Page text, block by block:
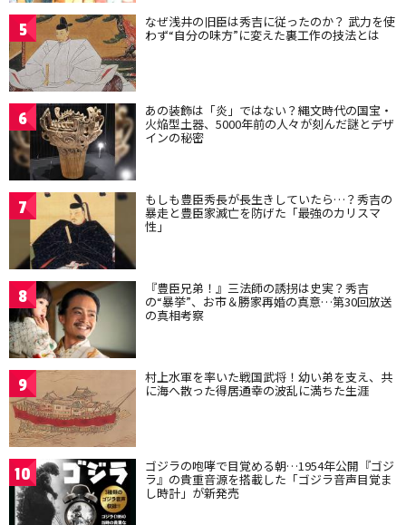
5 なぜ浅井の旧臣は秀吉に従ったのか？ 武力を使
わず“自分の味方”に変えた裏工作の技法とは
6 あの装飾は「炎」ではない？縄文時代の国宝・
火焔型土器、5000年前の人々が刻んだ謎とデザ
インの秘密
7 もしも豊臣秀長が長生きしていたら…？秀吉の
暴走と豊臣家滅亡を防げた「最強のカリスマ
性」
8 『豊臣兄弟！』三法師の誘拐は史実？秀吉
の“暴挙”、お市＆勝家再婚の真意…第30回放送
の真相考察
9 村上水軍を率いた戦国武将！幼い弟を支え、共
に海へ散った得居通幸の波乱に満ちた生涯
10 ゴジラの咆哮で目覚める朝…1954年公開『ゴジ
ラ』の貴重音源を搭載した「ゴジラ音声目覚ま
し時計」が新発売